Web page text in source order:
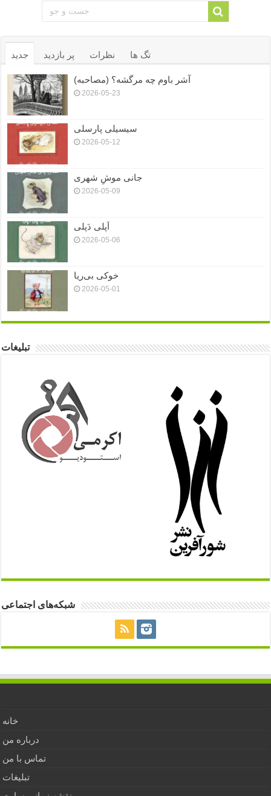
جدید پر بازدید نظرات تگ ها
آشر باوم چه مرگشه؟ (مصاحبه)
2026-05-23
سیسیلی پارسلی
2026-05-12
جانی موشِ شهری
2026-05-09
اَپلی دَپلی
2026-05-06
خوکی بی‌ریا
2026-05-01
تبلیغات
شبکه‌های اجتماعی
خانه
درباره من
تماس با من
تبلیغات